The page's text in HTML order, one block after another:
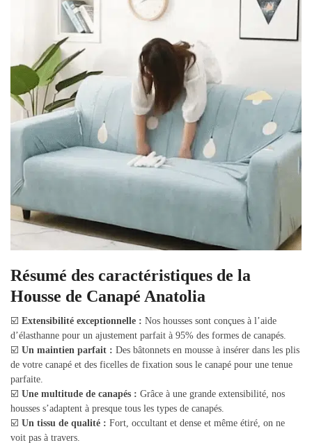
Résumé des caractéristiques de la
Housse de Canapé Anatolia
☑️ Extensibilité exceptionnelle : Nos housses sont conçues à l’aide
d’élasthanne pour un ajustement parfait à 95% des formes de canapés.
☑️ Un maintien parfait : Des bâtonnets en mousse à insérer dans les plis
de votre canapé et des ficelles de fixation sous le canapé pour une tenue
parfaite.
☑️ Une multitude de canapés : Grâce à une grande extensibilité, nos
housses s’adaptent à presque tous les types de canapés.
☑️ Un tissu de qualité : Fort, occultant et dense et même étiré, on ne
voit pas à travers.